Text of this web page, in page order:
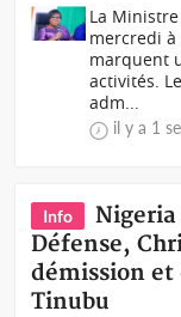
La Ministre
mercredi à
marquent
activités.
adm...
il y a 1
Info
Défense,
démission et
Tinubu